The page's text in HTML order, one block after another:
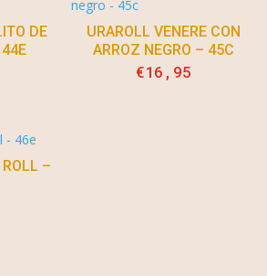
DE
URAROLL VENERE CON
ARROZ NEGRO – 45C
€16,95
–